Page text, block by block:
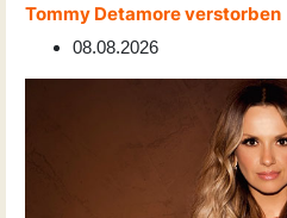
Tommy Detamore verstorben
08.08.2026